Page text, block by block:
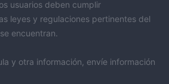
usuarios deben cumplir
leyes y regulaciones pertinentes del
encuentran.
y otra información, envíe información